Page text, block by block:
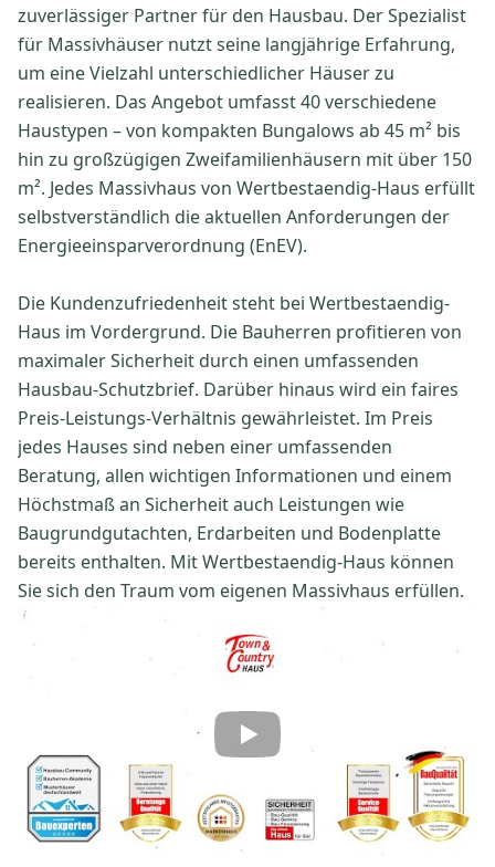
zuverlässiger Partner für den Hausbau. Der Spezialist
für Massivhäuser nutzt seine langjährige Erfahrung,
um eine Vielzahl unterschiedlicher Häuser zu
realisieren. Das Angebot umfasst 40 verschiedene
Haustypen – von kompakten Bungalows ab 45 m² bis
hin zu großzügigen Zweifamilienhäusern mit über 150
m². Jedes Massivhaus von Wertbestaendig-Haus erfüllt
selbstverständlich die aktuellen Anforderungen der
Energieeinsparverordnung (EnEV).
Die Kundenzufriedenheit steht bei Wertbestaendig-
Haus im Vordergrund. Die Bauherren profitieren von
maximaler Sicherheit durch einen umfassenden
Hausbau-Schutzbrief. Darüber hinaus wird ein faires
Preis-Leistungs-Verhältnis gewährleistet. Im Preis
jedes Hauses sind neben einer umfassenden
Beratung, allen wichtigen Informationen und einem
Höchstmaß an Sicherheit auch Leistungen wie
Baugrundgutachten, Erdarbeiten und Bodenplatte
bereits enthalten. Mit Wertbestaendig-Haus können
Sie sich den Traum vom eigenen Massivhaus erfüllen.